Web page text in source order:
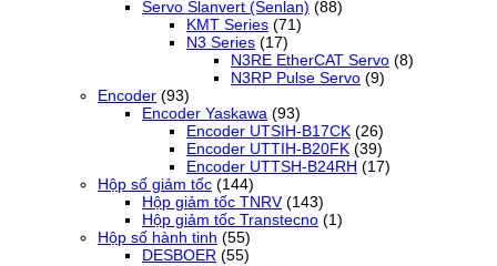
Servo Slanvert (Senlan) (88)
KMT Series (71)
N3 Series (17)
N3RE EtherCAT Servo (8)
N3RP Pulse Servo (9)
Encoder (93)
Encoder Yaskawa (93)
Encoder UTSIH-B17CK (26)
Encoder UTTIH-B20FK (39)
Encoder UTTSH-B24RH (17)
Hộp số giảm tốc (144)
Hộp giảm tốc TNRV (143)
Hộp giảm tốc Transtecno (1)
Hộp số hành tinh (55)
DESBOER (55)